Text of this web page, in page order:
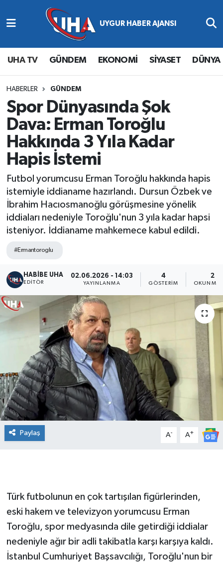
UHA TV GÜNDEM EKONOMİ SİYASET DÜNYA
HABERLER GÜNDEM
Spor Dünyasında Şok
Dava: Erman Toroğlu
Hakkında 3 Yıla Kadar
Hapis İstemi
Futbol yorumcusu Erman Toroğlu hakkında hapis
istemiyle iddianame hazırlandı. Dursun Özbek ve
İbrahim Hacıosmanoğlu görüşmesine yönelik
iddiaları nedeniyle Toroğlu'nun 3 yıla kadar hapsi
isteniyor. İddianame mahkemece kabul edildi.
#Ermantoroglu
HABİBE UHA
EDITÖR
02.06.2026 - 14:03
YAYINLANMA
4
GÖSTERIM
2
OKUNMA
Paylaş A- A+
Türk futbolunun en çok tartışılan figürlerinden,
eski hakem ve televizyon yorumcusu Erman
Toroğlu, spor medyasında dile getirdiği iddialar
nedeniyle ağır bir adli takibatla karşı karşıya kaldı.
İstanbul Cumhuriyet Başsavcılığı, Toroğlu'nun bir
Abone Ol
Gündem
Ekonomi
Magazin
Siyaset
Spor
Yaşam
Nöbetçi Eczaneler
Hava Durumu
Namaz Vakitleri
Trafik Durumu
Süper Lig Puan Durumu ve Fikstür
Tüm Manşetler
Son Dakika Haberleri
Haber Arşivi